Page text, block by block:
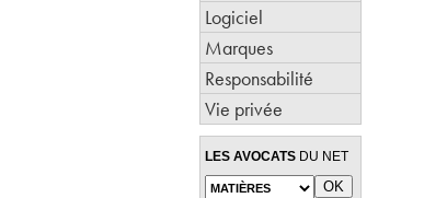
Logiciel
Marques
Responsabilité
Vie privée
LES AVOCATS DU NET